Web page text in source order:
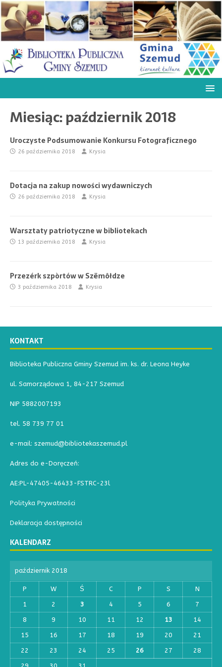
Miesiąc:październik 2018
Uroczyste Podsumowanie Konkursu Fotograficznego
26 października 2018 Krysia
Dotacja na zakup nowości wydawniczych
26 października 2018 Krysia
Warsztaty patriotyczne w bibliotekach
13 października 2018 Krysia
Przezérk szpòrtów w Szëmôłdze
3 października 2018 Krysia
KONTAKT
Biblioteka Publiczna Gminy Szemud im. ks. dr. Leona Heyke
ul. Samorządowa 1, 84-217 Szemud
NIP 5882007193
tel. 58 739 77 01
e-mail: szemud@bibliotekaszemud.pl
Adres do e-Doręczeń:
AE:PL-47405-46433-FSTRC-23l
Polityka Prywatności
Deklaracja dostępności
KALENDARZ
październik 2018
P W Ś C P S N
1 2 3 4 5 6 7
8 9 10 11 12 13 14
15 16 17 18 19 20 21
22 23 24 25 26 27 28